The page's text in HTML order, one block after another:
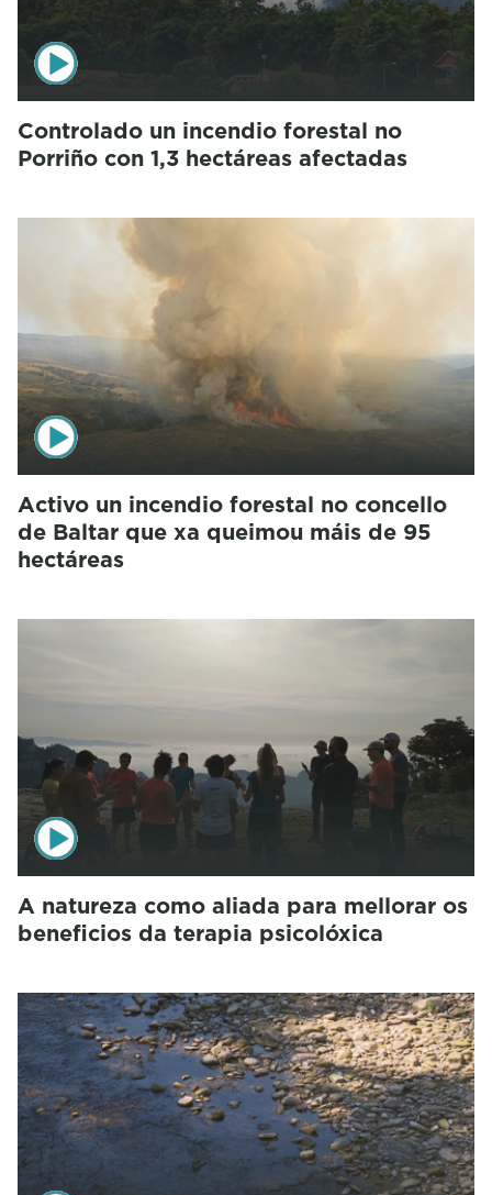
Controlado un incendio forestal no
Porriño con 1,3 hectáreas afectadas
Activo un incendio forestal no concello
de Baltar que xa queimou máis de 95
hectáreas
A natureza como aliada para mellorar os
beneficios da terapia psicolóxica